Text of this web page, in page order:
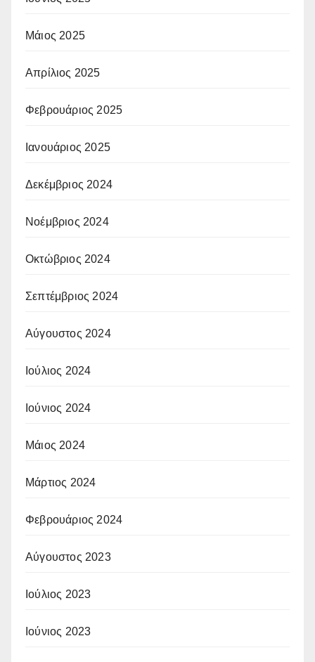
Μάιος 2025
Απρίλιος 2025
Φεβρουάριος 2025
Ιανουάριος 2025
Δεκέμβριος 2024
Νοέμβριος 2024
Οκτώβριος 2024
Σεπτέμβριος 2024
Αύγουστος 2024
Ιούλιος 2024
Ιούνιος 2024
Μάιος 2024
Μάρτιος 2024
Φεβρουάριος 2024
Αύγουστος 2023
Ιούλιος 2023
Ιούνιος 2023